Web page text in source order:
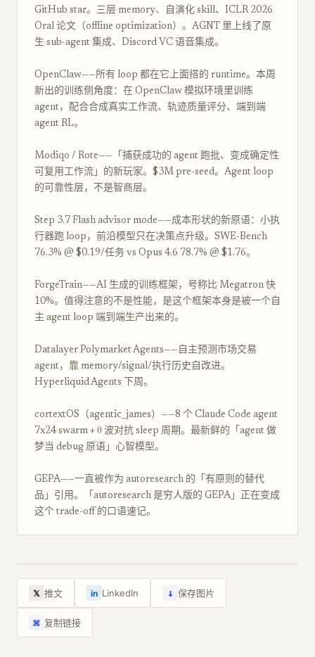
GitHub star。三层 memory、自演化 skill、ICLR 2026
Oral 论文（offline optimization）。AGNT 里上线了原
生 sub-agent 集成、Discord VC 语音集成。
OpenClaw——所有 loop 都在它上面搭的 runtime。本周
新出的训练侧角度：在 OpenClaw 模拟环境里训练
agent，配合合成真实工作流、轨迹质量评分、端到端
agent RL。
Modiqo / Rote——「捕获成功的 agent 跑批、变成确定性
可复用工作流」的新玩家。$3M pre-seed。Agent loop
的可靠性层，不是智商层。
Step 3.7 Flash advisor mode——成本形状的新原语：小执
行器跑 loop，前沿模型只在决策点升级。SWE-Bench
76.3% @ $0.19/任务 vs Opus 4.6 78.7% @ $1.76。
ForgeTrain——AI 生成的训练框架，号称比 Megatron 快
10%。值得注意的不是性能，是这个框架本身是被一个自
主 agent loop 端到端生产出来的。
Datalayer Polymarket Agents——自主预测市场交易
agent，靠 memory/signal/执行历史自改进。
Hyperliquid Agents 下周。
cortextOS（agentic_james）——8 个 Claude Code agent
7x24 swarm + θ 波对抗 sleep 周期。最新鲜的「agent 做
梦当 debug 原语」心智模型。
GEPA——一直被作为 autoresearch 的「有原则的替代
品」引用。「autoresearch 是穷人版的 GEPA」正在变成
这个 trade-off 的口语速记。
𝕏 推文 in LinkedIn ↓ 保存图片
⌘ 复制链接